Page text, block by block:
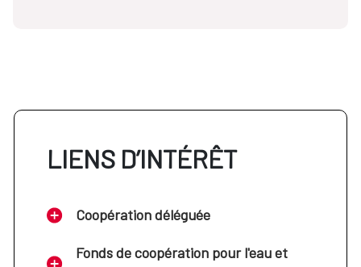
Marruecos
LIENS D’INTÉRÊT
Coopération déléguée
Fonds de coopération pour l'eau et